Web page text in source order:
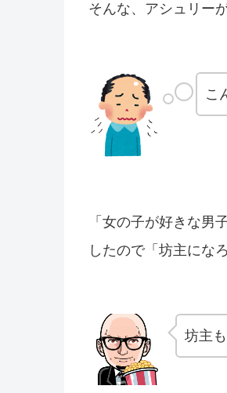
そんな、アシュリー
こ
「女の子が好きな男
したので「坊主にな
坊主